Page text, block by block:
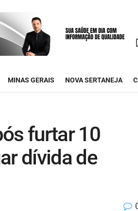
MINAS GERAIS NOVA SERTANEJA
furtar 10
dívida de